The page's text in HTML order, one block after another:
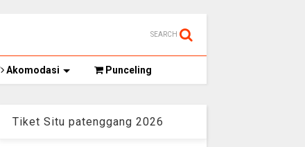
SEARCH
Akomodasi Punceling
Tiket Situ patenggang 2026